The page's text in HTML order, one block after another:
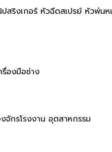
ริงเกอร์ หัวฉีดสเปรย์ หัวพ่น
องมือช่าง
กรโรงงาน อุตสาหกรรม